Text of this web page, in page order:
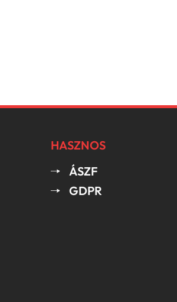
HASZNOS
ÁSZF
GDPR